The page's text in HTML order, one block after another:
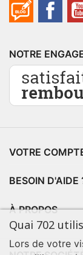
NOTRE
VOTRE
BESOIN D'AIDE
À PROPOS
Quai 702
Lors de votre